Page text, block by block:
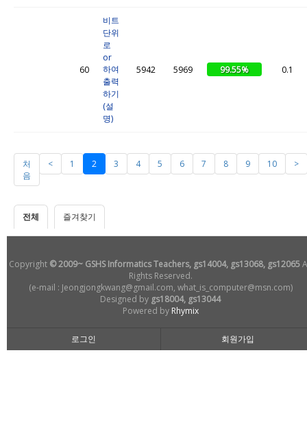
60
비트
단위
로
or
하여
출력
하기
(설
명)
5942 5969 99.55% 0.1
처
음
< 1 2 3 4 5 6 7 8 9 10 >
전체 즐겨찾기
Copyright © 2009~ GSHS Informatics Teachers, gs14004, gs13068, gs12065
Rights Reserved.
(e-mail : Jeongjongkwang@gmail.com, what_is_computer@msn.com)
Designed by gs18004, gs13044
Powered by Rhymix
로그인 회원가입